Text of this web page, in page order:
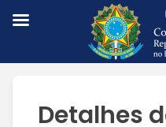
Detalhes